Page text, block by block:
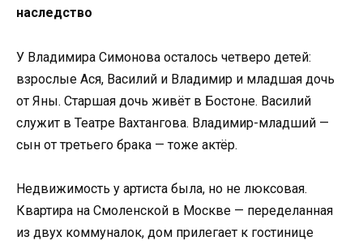
наследство
У Владимира Симонова осталось четверо детей:
взрослые Ася, Василий и Владимир и младшая дочь
от Яны. Старшая дочь живёт в Бостоне. Василий
служит в Театре Вахтангова. Владимир-младший —
сын от третьего брака — тоже актёр.
Недвижимость у артиста была, но не люксовая.
Квартира на Смоленской в Москве — переделанная
из двух коммуналок, дом прилегает к гостинице